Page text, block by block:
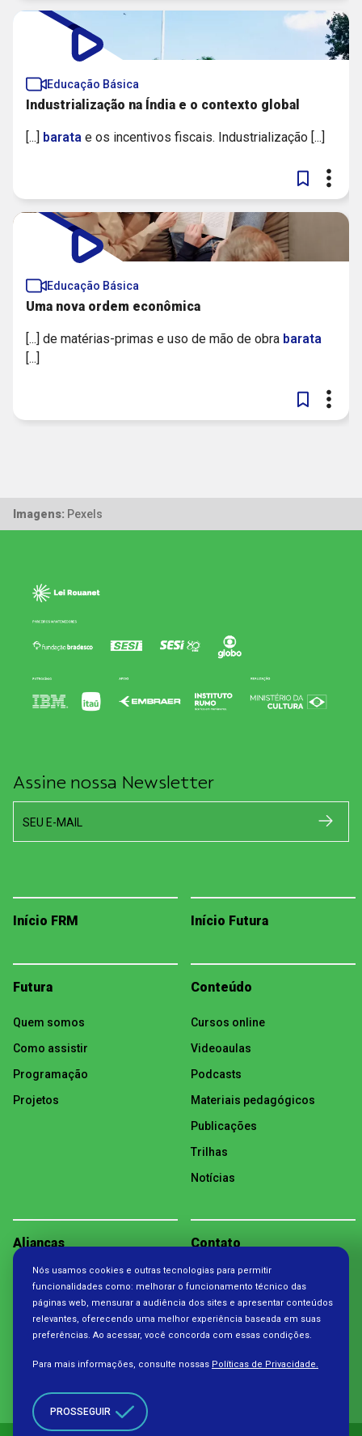
Educação Básica
Industrialização na Índia e o contexto global
[...] barata e os incentivos fiscais. Industrialização [...]
Educação Básica
Uma nova ordem econômica
[...] de matérias-primas e uso de mão de obra barata
[...]
Imagens: Pexels
Assine nossa Newsletter
SEU E-MAIL
Início FRM Início Futura
Futura
Quem somos
Como assistir
Programação
Projetos
Conteúdo
Cursos online
Videoaulas
Podcasts
Materiais pedagógicos
Publicações
Trilhas
Notícias
Alianças Contato
Política de Privacidade
Nós usamos cookies e outras tecnologias para permitir
funcionalidades como: melhorar o funcionamento técnico das
páginas web, mensurar a audiência dos sites e apresentar conteúdos
relevantes, oferecendo uma melhor experiência baseada em suas
preferências. Ao acessar, você concorda com essas condições.
Para mais informações, consulte nossas Políticas de Privacidade.
PROSSEGUIR